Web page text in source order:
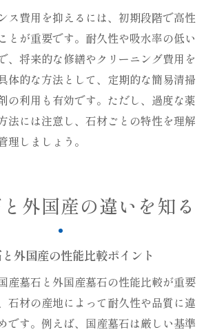
ス費用を抑えるには、初期段階で高性
とが重要です。耐久性や吸水率の低い
、将来的な修繕やクリーニング費用を
体的な方法として、定期的な簡易清掃
の利用も有効です。ただし、過度な薬
法には注意し、石材ごとの特性を理解
理しましょう。
外国産の違いを知る
外国産の性能比較ポイント
産墓石と外国産墓石の性能比較が重要
石材の産地によって耐久性や品質に違
です。例えば、国産墓石は厳しい基準